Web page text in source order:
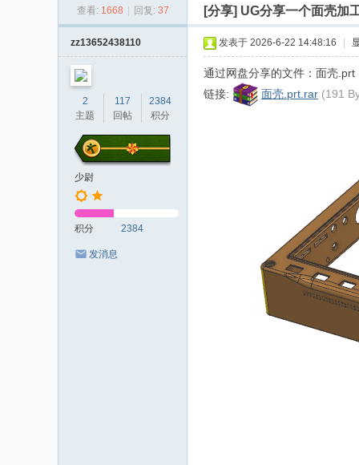
查看: 1668 回复: 37 [分享] UG分享一个面壳加
zz13652438110
2
主题
117
回帖
2384
积分
少尉
积分 2384
发消息
发表于 2026-6-22 14:48:16
通过网盘分享的文件：面壳.prt
链接:
面壳.prt.rar (191